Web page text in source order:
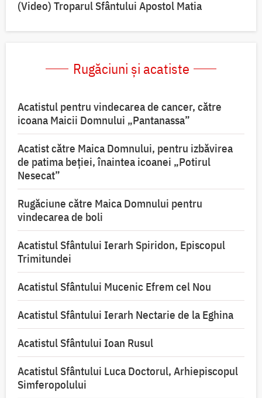
(Video) Troparul Sfântului Apostol Matia
Rugăciuni și acatiste
Acatistul pentru vindecarea de cancer, către
icoana Maicii Domnului „Pantanassa”
Acatist către Maica Domnului, pentru izbăvirea
de patima beției, înaintea icoanei „Potirul
Nesecat”
Rugăciune către Maica Domnului pentru
vindecarea de boli
Acatistul Sfântului Ierarh Spiridon, Episcopul
Trimitundei
Acatistul Sfântului Mucenic Efrem cel Nou
Acatistul Sfântului Ierarh Nectarie de la Eghina
Acatistul Sfântului Ioan Rusul
Acatistul Sfântului Luca Doctorul, Arhiepiscopul
Simferopolului